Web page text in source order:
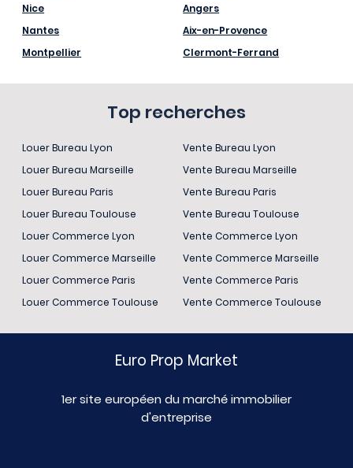
Nice
Nantes
Montpellier
Angers
Aix-en-Provence
Clermont-Ferrand
Top recherches
Louer Bureau Lyon
Louer Bureau Marseille
Louer Bureau Paris
Louer Bureau Toulouse
Louer Commerce Lyon
Louer Commerce Marseille
Louer Commerce Paris
Louer Commerce Toulouse
Vente Bureau Lyon
Vente Bureau Marseille
Vente Bureau Paris
Vente Bureau Toulouse
Vente Commerce Lyon
Vente Commerce Marseille
Vente Commerce Paris
Vente Commerce Toulouse
Euro Prop Market
1er site européen du marché immobilier
d'entreprise